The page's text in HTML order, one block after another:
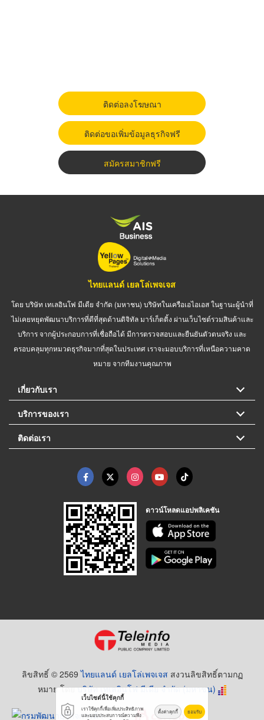
ติดต่อลงโฆษณา
ติดต่อขอเพิ่มข้อมูลธุรกิจฟรี
สมัครสมาชิกฟรี
ไทยแลนด์ เยลโล่เพจเจส
โดย บริษัท เทเลอินโฟ มีเดีย จำกัด (มหาชน) บริษัทในเครือเอไอเอส ในฐานะผู้นำที่
ไม่เคยหยุดพัฒนาบริการที่ดีที่สุดด้านดิจิทัล มาร์เก็ตติ้ง ผ่านเว็บไซต์รวมสินค้าและ
บริการ จากผู้ประกอบการที่เชื่อถือได้ มีการตรวจสอบและยืนยันตัวตนจริง และ
ครอบคลุมทุกหมวดธุรกิจมากที่สุดในประเทศ เราจะมอบบริการที่เหนือความคาด
หมาย จากทีมงานคุณภาพ
เกี่ยวกับเรา
บริการของเรา
ติดต่อเรา
ดาวน์โหลดแอปพลิเคชัน
ลิขสิทธิ์ © 2569ไทยแลนด์ เยลโล่เพจเจส สงวนลิขสิทธิ์ตามกฏ
หมาย โดยบริษัท เทเลอินโฟ มีเดีย จำกัด (มหาชน)
เว็บไซต์นี้ใช้คุกกี้
เราใช้คุกกี้เพื่อเพิ่มประสิทธิภาพ
และมอบประสบการณ์ความพึง
ตั้งค่าคุกกี้ ยอมรับ